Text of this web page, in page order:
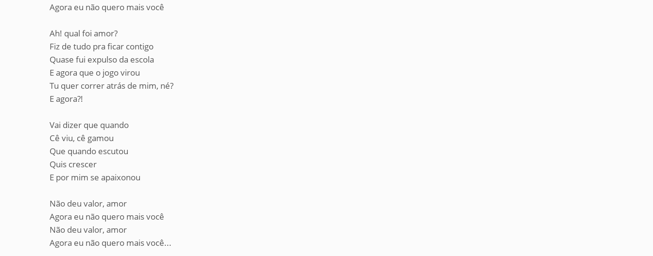
Agora eu não quero mais você
Ah! qual foi amor?
Fiz de tudo pra ficar contigo
Quase fui expulso da escola
E agora que o jogo virou
Tu quer correr atrás de mim, né?
E agora?!
Vai dizer que quando
Cê viu, cê gamou
Que quando escutou
Quis crescer
E por mim se apaixonou
Não deu valor, amor
Agora eu não quero mais você
Não deu valor, amor
Agora eu não quero mais você...